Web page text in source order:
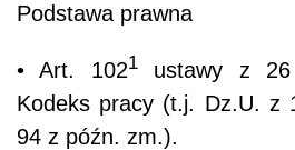
Podstawa prawna
• Art. 1021ustawy z 26
Kodeks pracy (t.j. Dz.U. z
94 z późn. zm.).